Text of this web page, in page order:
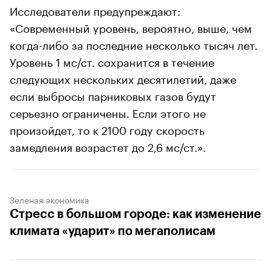
Исследователи предупреждают:
«Современный уровень, вероятно, выше, чем
когда-либо за последние несколько тысяч лет.
Уровень 1 мс/ст. сохранится в течение
следующих нескольких десятилетий, даже
если выбросы парниковых газов будут
серьезно ограничены. Если этого не
произойдет, то к 2100 году скорость
замедления возрастет до 2,6 мс/ст.».
Зеленая экономика
Стресс в большом городе: как изменение
климата «ударит» по мегаполисам